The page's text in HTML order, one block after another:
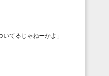
いてるじゃねーかよ 」